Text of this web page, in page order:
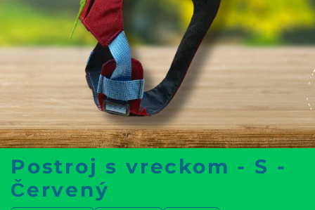
Postroj s vreckom - S -
Červený